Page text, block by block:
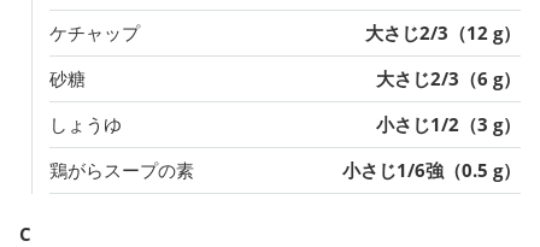
ケチャップ
大さじ2/3（12 g）
砂糖
大さじ2/3（6 g）
しょうゆ
小さじ1/2（3 g）
鶏がらスープの素
小さじ1/6強（0.5 g）
C